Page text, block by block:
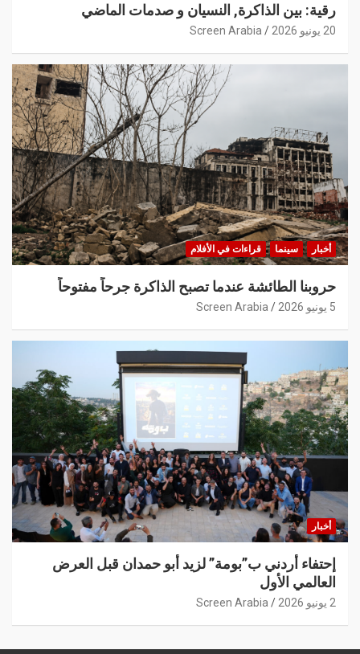
رقية: بين الذاكرة, النسيان و صدمات الماضي
20 يونيو 2026 Screen Arabia
أخبار سينما قراءات في الأفلام
حروبنا الطائشة عندما تصبح الذاكرة جرحاً مفتوحاً
5 يونيو 2026 Screen Arabia
أخبار
إحتفاء أردني ب”بومة” لزيد أبو حمدان قبل العرض
العالمي الأول
2 يونيو 2026 Screen Arabia